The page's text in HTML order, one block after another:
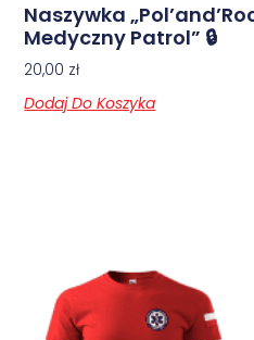
Naszywka
Medyczny Patrol” 🔒
20,00 zł
Dodaj Do Koszyka